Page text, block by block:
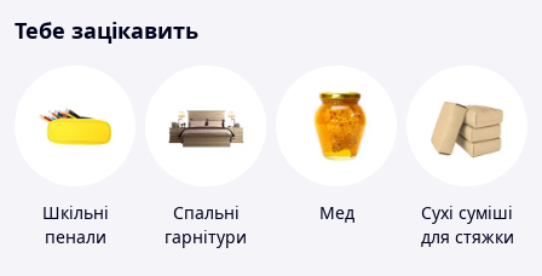
Тебе зацікавить
Шкільні
пенали
Спальні
гарнітури
Мед
Сухі суміші
для стяжки